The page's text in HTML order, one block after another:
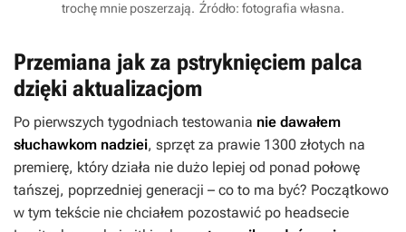
trochę mnie poszerzają. Źródło: fotografia własna.
Przemiana jak za pstryknięciem palca
dzięki aktualizacjom
Po pierwszych tygodniach testowania nie dawałem
słuchawkom nadziei, sprzęt za prawie 1300 złotych na
premierę, który działa nie dużo lepiej od ponad połowę
tańszej, poprzedniej generacji – co to ma być? Początkowo
w tym tekście nie chciałem pozostawić po headsecie